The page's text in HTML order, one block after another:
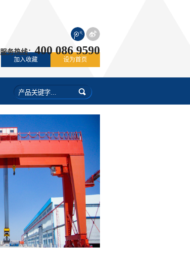
加入收藏 设为首页
服务热线：400 086 9590